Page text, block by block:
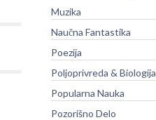
Muzika
Naučna Fantastika
Poezija
Poljoprivreda & Biologija
Popularna Nauka
Pozorišno Delo